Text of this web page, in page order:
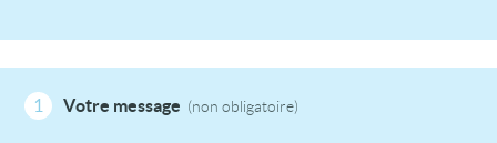
1 Votre message (non obligatoire)